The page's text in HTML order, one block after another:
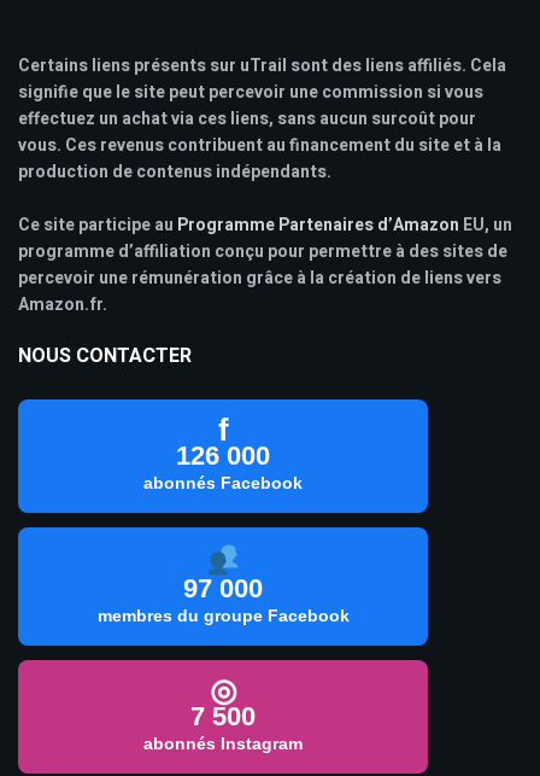
Certains liens présents sur uTrail sont des liens affiliés. Cela
signifie que le site peut percevoir une commission si vous
effectuez un achat via ces liens, sans aucun surcoût pour
vous. Ces revenus contribuent au financement du site et à la
production de contenus indépendants.
Ce site participe au Programme Partenaires d’Amazon EU, un
programme d’affiliation conçu pour permettre à des sites de
percevoir une rémunération grâce à la création de liens vers
Amazon.fr.
NOUS CONTACTER
f
126 000
abonnés Facebook
97 000
membres du groupe Facebook
◎
7 500
abonnés Instagram